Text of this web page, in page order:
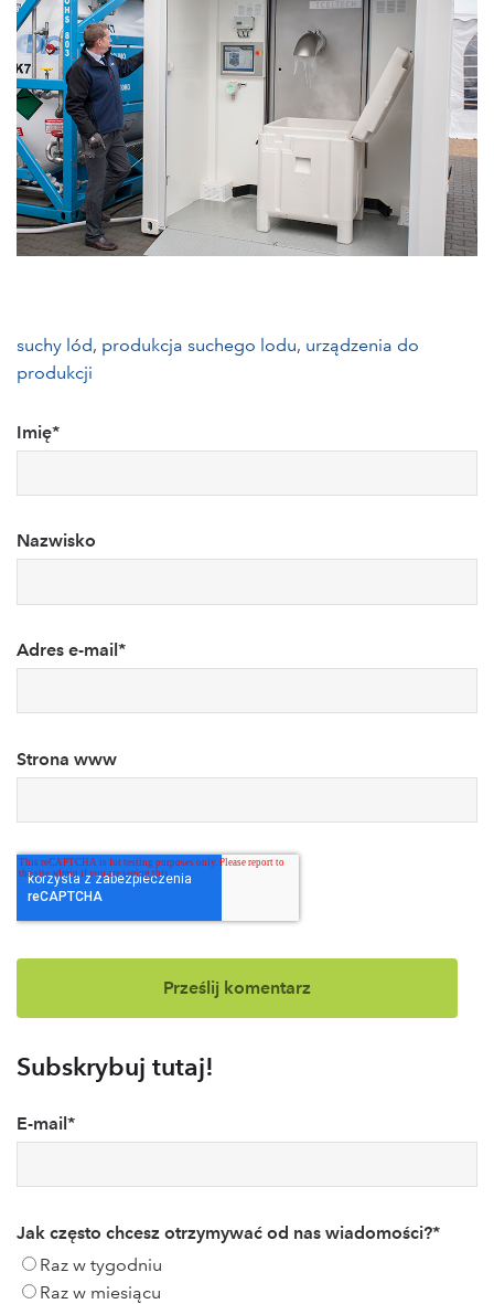
suchy lód, produkcja suchego lodu, urządzenia do
produkcji
Imię*
Nazwisko
Adres e-mail*
Strona www
Subskrybuj tutaj!
E-mail *
Jak często chcesz otrzymywać od nas wiadomości?*
Raz w tygodniu
Raz w miesiącu